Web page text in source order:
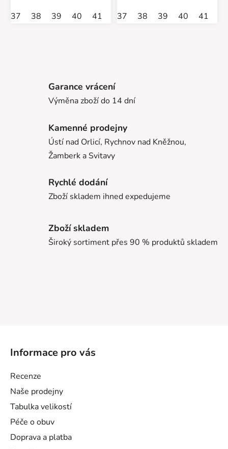
37 38 39 40 41 37 38 39 40 41
Garance vrácení
Výměna zboží do 14 dní
Kamenné prodejny
Ústí nad Orlicí, Rychnov nad Kněžnou,
Žamberk a Svitavy
Rychlé dodání
Zboží skladem ihned expedujeme
Zboží skladem
Široký sortiment přes 90 % produktů skladem
Informace pro vás
Recenze
Naše prodejny
Tabulka velikostí
Péče o obuv
Doprava a platba